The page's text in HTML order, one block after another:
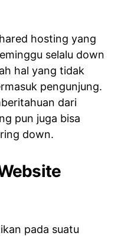
hosting yang
selalu down
hal yang tidak
pengunjung.
dari
pun juga bisa
down.
pada suatu